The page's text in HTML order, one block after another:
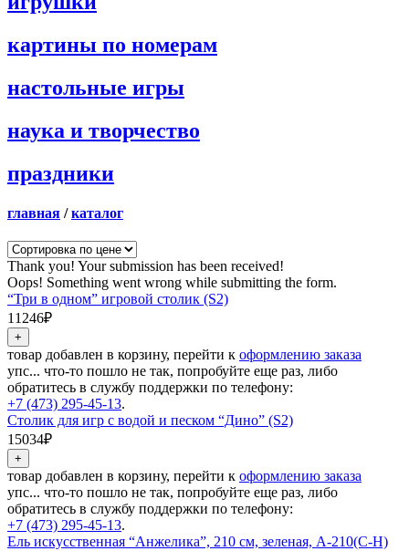
картины по номерам
настольные игры
наука и творчество
праздники
главная / каталог
Thank you! Your submission has been received!
Oops! Something went wrong while submitting the form.
“Три в одном” игровой столик (S2)
11246₽
товар добавлен в корзину, перейти к оформлению заказа
упс... что-то пошло не так, попробуйте еще раз, либо
обратитесь в службу поддержки по телефону:
+7 (473) 295-45-13.
Столик для игр с водой и песком “Дино” (S2)
15034₽
товар добавлен в корзину, перейти к оформлению заказа
упс... что-то пошло не так, попробуйте еще раз, либо
обратитесь в службу поддержки по телефону:
+7 (473) 295-45-13.
Ель искусственная “Анжелика”, 210 см, зеленая, А-210(С-Н)